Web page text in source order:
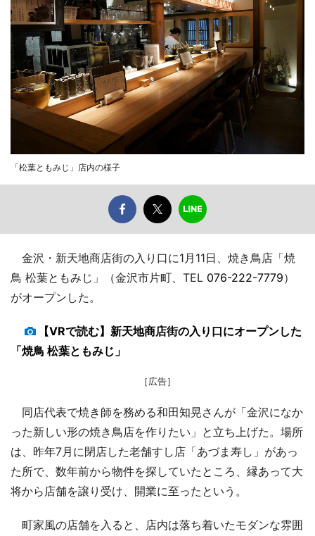
「松葉ともみじ」店内の様子
金沢・新天地商店街の入り口に1月11日、焼き鳥店「焼
鳥 松葉ともみじ」（金沢市片町、TEL 076-222-7779）
がオープンした。
【VRで読む】新天地商店街の入り口にオープンした
「焼鳥 松葉ともみじ」
［広告］
同店代表で焼き師を務める和田知晃さんが「金沢になか
った新しい形の焼き鳥店を作りたい」と立ち上げた。場所
は、昨年7月に閉店した老舗すし店「あづま寿し」があっ
た所で、数年前から物件を探していたところ、縁あって大
将から店舗を譲り受け、開業に至ったという。
町家風の店舗を入ると、店内は落ち着いたモダンな雰囲